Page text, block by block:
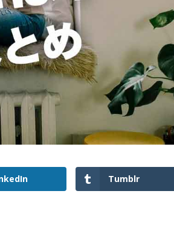
Tumblr